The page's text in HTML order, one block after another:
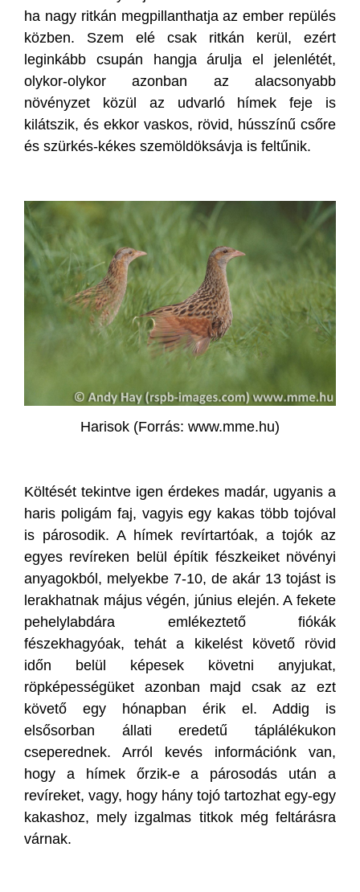
ha nagy ritkán megpillanthatja az ember repülés
közben. Szem elé csak ritkán kerül, ezért
leginkább csupán hangja árulja el jelenlétét,
olykor-olykor azonban az alacsonyabb
növényzet közül az udvarló hímek feje is
kilátszik, és ekkor vaskos, rövid, hússzínű csőre
és szürkés-kékes szemöldöksávja is feltűnik.
Harisok (Forrás: www.mme.hu)
Költését tekintve igen érdekes madár, ugyanis a
haris poligám faj, vagyis egy kakas több tojóval
is párosodik. A hímek revírtartóak, a tojók az
egyes revíreken belül építik fészkeiket növényi
anyagokból, melyekbe 7-10, de akár 13 tojást is
lerakhatnak május végén, június elején. A fekete
pehelylabdára emlékeztető fiókák
fészekhagyóak, tehát a kikelést követő rövid
időn belül képesek követni anyjukat,
röpképességüket azonban majd csak az ezt
követő egy hónapban érik el. Addig is
elsősorban állati eredetű táplálékukon
cseperednek. Arról kevés információnk van,
hogy a hímek őrzik-e a párosodás után a
revíreket, vagy, hogy hány tojó tartozhat egy-egy
kakashoz, mely izgalmas titkok még feltárásra
várnak.